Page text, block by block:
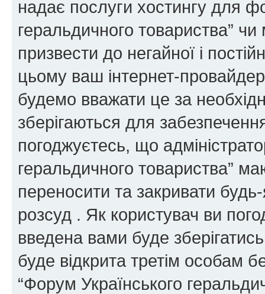
надає послуги хостингу для
геральдичного товариства”
призвести до негайної і
цьому ваш інтернет-
будемо вважати це за
зберігаються для
погоджуєтесь, що
геральдичного товариства”
переносити та закривати
розсуд . Як користувач ви
введена вами буде
буде відкрита третім особам
“Форум Українського